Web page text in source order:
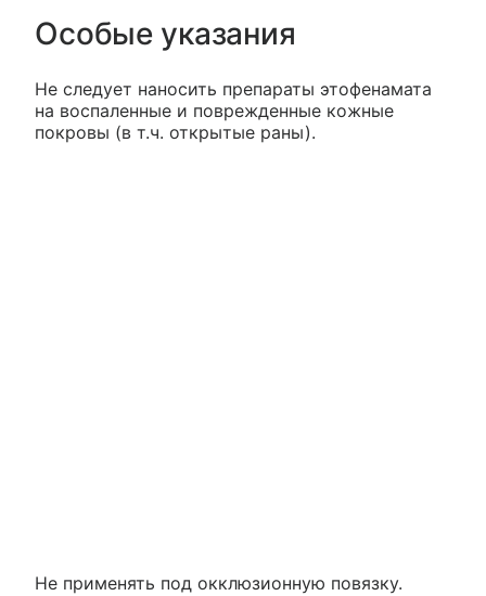
Особые указания
Не следует наносить препараты этофенамата
на воспаленные и поврежденные кожные
покровы (в т.ч. открытые раны).
Не применять под окклюзионную повязку.